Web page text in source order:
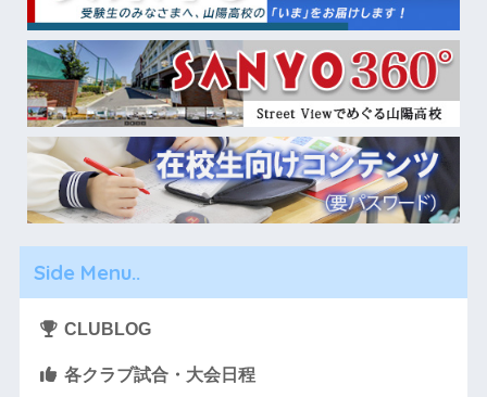
Side Menu..
CLUBLOG
各クラブ試合・大会日程